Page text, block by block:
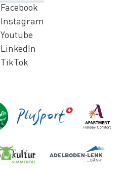
Facebook
Instagram
Youtube
LinkedIn
TikTok